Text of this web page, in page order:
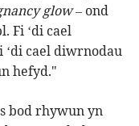
glow– ond
Fi ‘di cael
‘di cael diwrnodau
hefyd."
bod rhywun yn